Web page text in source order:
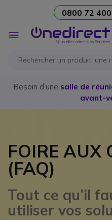
0800 72
Affichage
navigation
Besoin d’une salle de
avant-
FOIRE AUX
(FAQ)
Tout ce qu’il
utiliser vos